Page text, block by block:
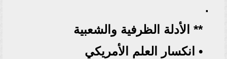
.
** الأدلة الظرفية والشعبية
• انكسار العلم الأمريكي